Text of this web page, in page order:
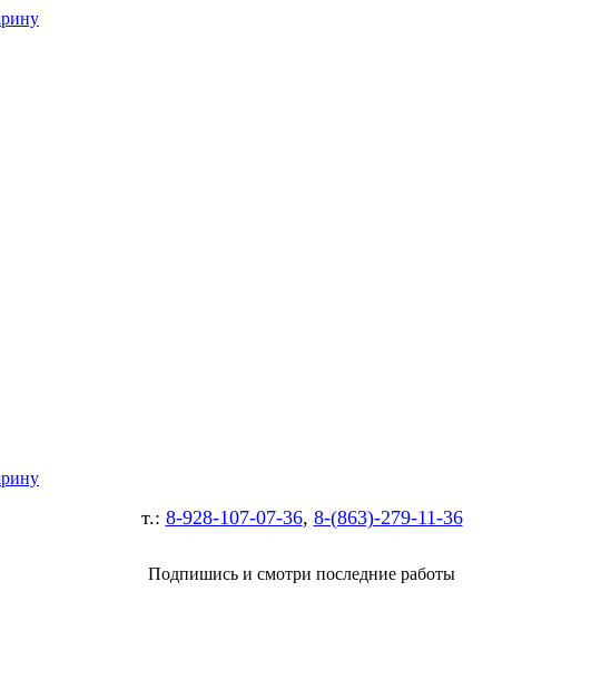
т.: 8-928-107-07-36, 8-(863)-279-11-36
Подпишись и смотри последние работы